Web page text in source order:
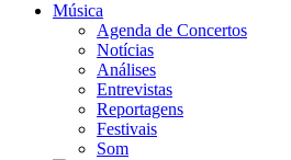
Música
Agenda de Concertos
Notícias
Análises
Entrevistas
Reportagens
Festivais
Som